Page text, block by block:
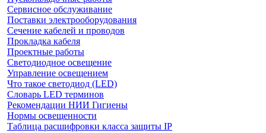
Сервисное обслуживание
Поставки электрооборудования
Сечение кабелей и проводов
Прокладка кабеля
Проектные работы
Светодиодное освещение
Управление освещением
Что такое светодиод (LED)
Словарь LED терминов
Рекомендации НИИ Гигиены
Нормы освещенности
Таблица расшифровки класса защиты IP